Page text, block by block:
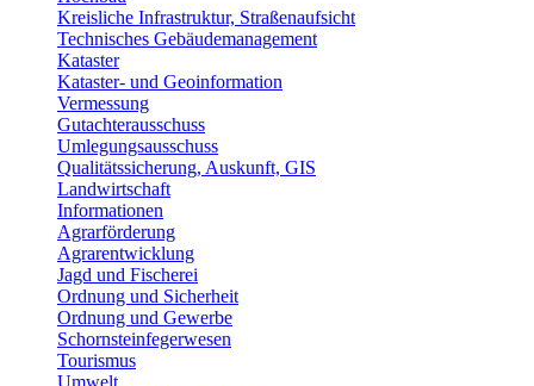
Kreisliche Infrastruktur, Straßenaufsicht
Technisches Gebäudemanagement
Kataster
Kataster- und Geoinformation
Vermessung
Gutachterausschuss
Umlegungsausschuss
Qualitätssicherung, Auskunft, GIS
Landwirtschaft
Informationen
Agrarförderung
Agrarentwicklung
Jagd und Fischerei
Ordnung und Sicherheit
Ordnung und Gewerbe
Schornsteinfegerwesen
Tourismus
Umwelt